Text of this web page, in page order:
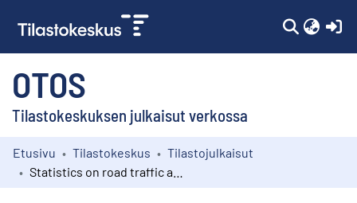
OTOS
Tilastokeskuksen julkaisut verkossa
Kokoelmat
Etusivu Tilastokeskus
Tilastojulkaisut